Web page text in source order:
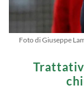
Foto di Giuseppe